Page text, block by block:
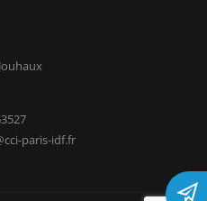
paris-idf.fr